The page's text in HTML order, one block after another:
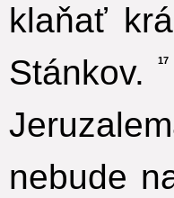
klaňať
Stánkov.
17
nebude